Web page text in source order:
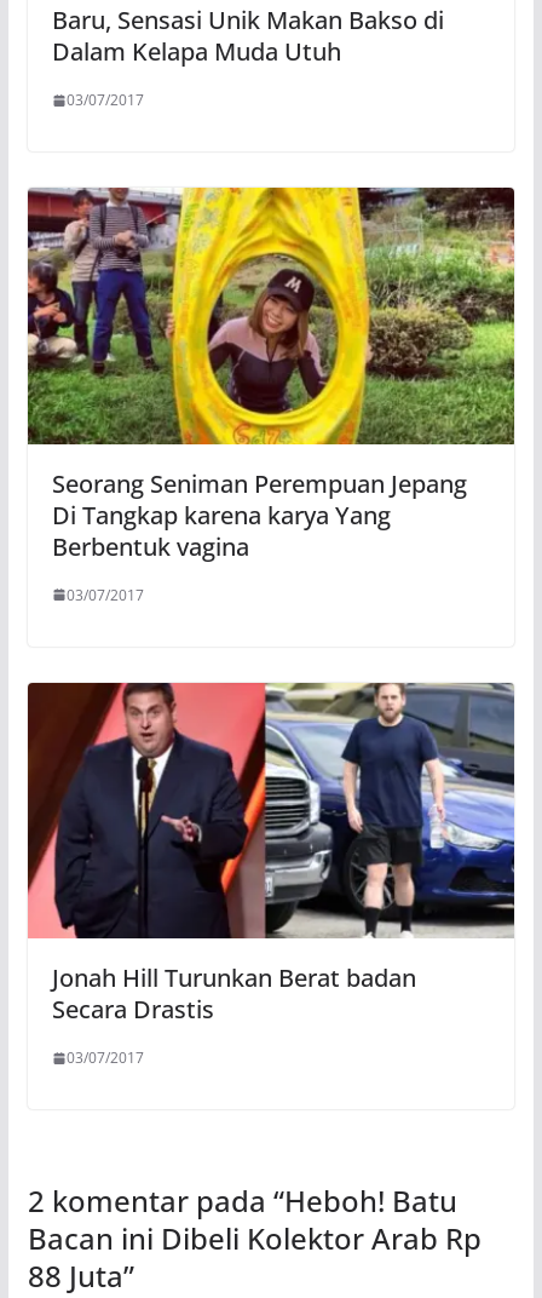
Baru, Sensasi Unik Makan Bakso di
Dalam Kelapa Muda Utuh
03/07/2017
Seorang Seniman Perempuan Jepang
Di Tangkap karena karya Yang
Berbentuk vagina
03/07/2017
Jonah Hill Turunkan Berat badan
Secara Drastis
03/07/2017
2 komentar pada “Heboh! Batu
Bacan ini Dibeli Kolektor Arab Rp
88 Juta”